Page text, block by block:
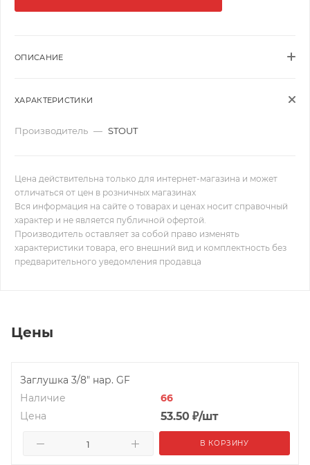
ОПИСАНИЕ
ХАРАКТЕРИСТИКИ
Производитель — STOUT
Цена действительна только для интернет-магазина и может
отличаться от цен в розничных магазинах
Вся информация на сайте о товарах и ценах носит справочный
характер и не является публичной офертой.
Производитель оставляет за собой право изменять
характеристики товара, его внешний вид и комплектность без
предварительного уведомления продавца
Цены
Заглушка 3/8" нар. GF
Наличие
66
Цена
53.50 ₽/шт
В КОРЗИНУ